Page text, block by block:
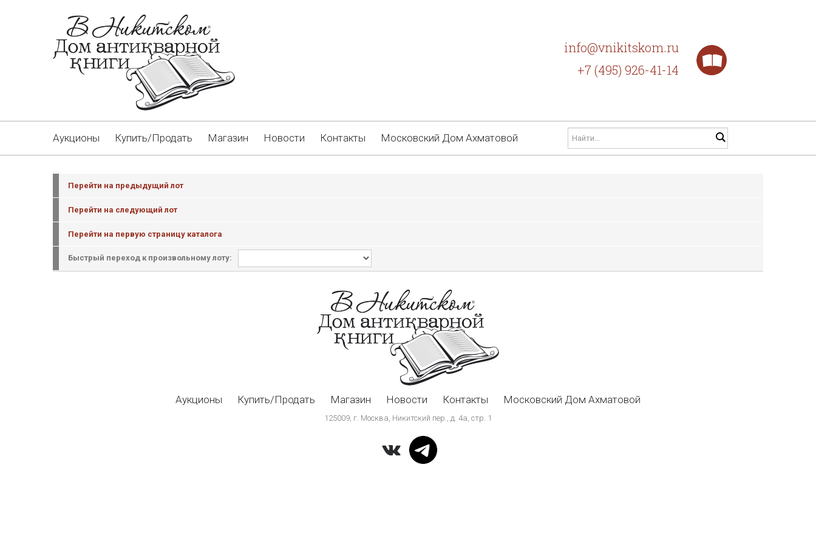
info@vnikitskom.ru
+7 (495) 926-41-14
Аукционы Купить/Продать Магазин Новости Контакты Московский Дом Ахматовой
Перейти на предыдущий лот
Перейти на следующий лот
Перейти на первую страницу каталога
Быстрый переход к произвольному лоту:
Аукционы Купить/Продать Магазин Новости Контакты Московский Дом Ахматовой
125009, г. Москва, Никитский пер., д. 4а, стр. 1